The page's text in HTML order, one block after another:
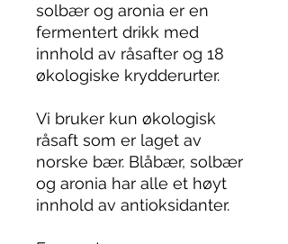
solbær og aronia er en
fermentert drikk med
innhold av råsafter og 18
økologiske krydderurter.
Vi bruker kun økologisk
råsaft som er laget av
norske bær. Blåbær, solbær
og aronia har alle et høyt
innhold av antioksidanter.